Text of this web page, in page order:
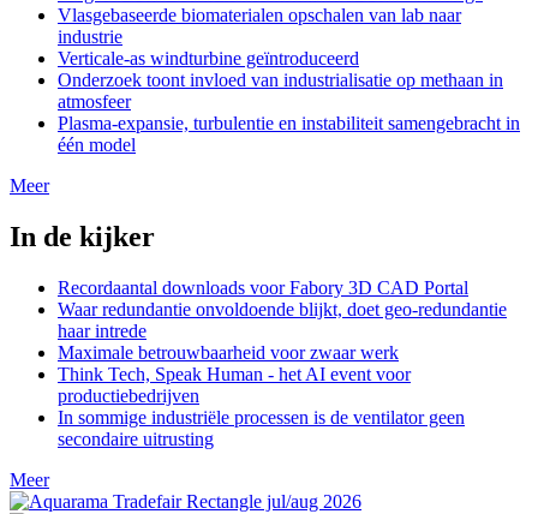
Vlasgebaseerde biomaterialen opschalen van lab naar
industrie
Verticale-as windturbine geïntroduceerd
Onderzoek toont invloed van industrialisatie op methaan in
atmosfeer
Plasma-expansie, turbulentie en instabiliteit samengebracht in
één model
Meer
In de kijker
Recordaantal downloads voor Fabory 3D CAD Portal
Waar redundantie onvoldoende blijkt, doet geo-redundantie
haar intrede
Maximale betrouwbaarheid voor zwaar werk
Think Tech, Speak Human - het AI event voor
productiebedrijven
In sommige industriële processen is de ventilator geen
secondaire uitrusting
Meer